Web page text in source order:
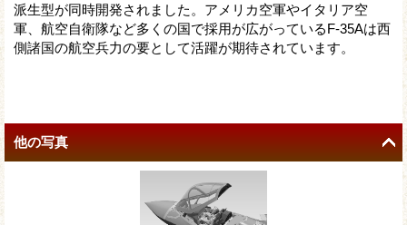
派生型が同時開発されました。アメリカ空軍やイタリア空
軍、航空自衛隊など多くの国で採用が広がっているF-35Aは西
側諸国の航空兵力の要として活躍が期待されています。
他の写真